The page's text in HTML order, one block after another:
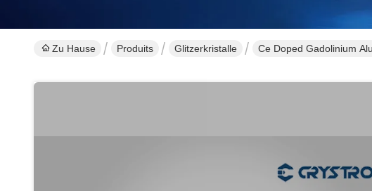
Zu Hause Produits Glitzerkristalle Ce Doped Gadolinium